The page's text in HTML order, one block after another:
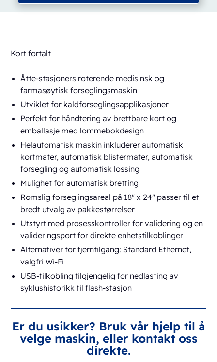
Kort fortalt
Åtte-stasjoners roterende medisinsk og
farmasøytisk forseglingsmaskin
Utviklet for kaldforseglingsapplikasjoner
Perfekt for håndtering av brettbare kort og
emballasje med lommebokdesign
Helautomatisk maskin inkluderer automatisk
kortmater, automatisk blistermater, automatisk
forsegling og automatisk lossing
Mulighet for automatisk bretting
Romslig forseglingsareal på 18" x 24" passer til et
bredt utvalg av pakkestørrelser
Utstyrt med prosesskontroller for validering og en
valideringsport for direkte enhetstilkoblinger
Alternativer for fjerntilgang: Standard Ethernet,
valgfri Wi-Fi
USB-tilkobling tilgjengelig for nedlasting av
syklushistorikk til flash-stasjon
Er du usikker? Bruk vår hjelp til å
velge maskin, eller kontakt oss
direkte.